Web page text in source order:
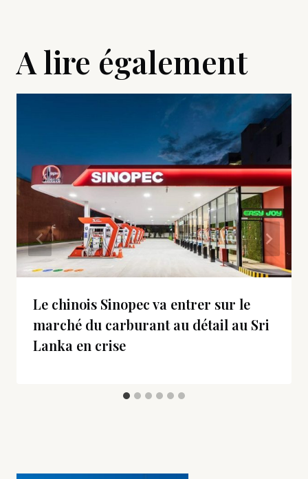
A lire également
Le chinois Sinopec va entrer sur le
marché du carburant au détail au Sri
Lanka en crise